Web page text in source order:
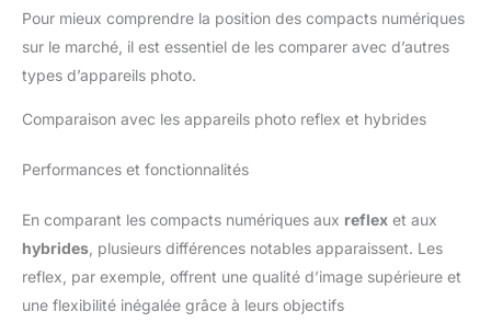
Pour mieux comprendre la position des compacts numériques
sur le marché, il est essentiel de les comparer avec d’autres
types d’appareils photo.
Comparaison avec les appareils photo reflex et hybrides
Performances et fonctionnalités
En comparant les compacts numériques aux reflex et aux
hybrides, plusieurs différences notables apparaissent. Les
reflex, par exemple, offrent une qualité d’image supérieure et
une flexibilité inégalée grâce à leurs objectifs